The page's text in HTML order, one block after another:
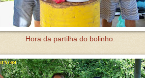
Hora da partilha do bolinho.